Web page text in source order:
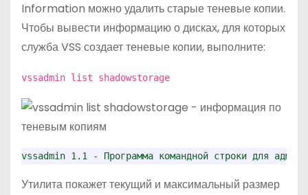
Information можно удалить старые теневые копии.
Чтобы вывести информацию о дисках, для которых
служба VSS создает теневые копии, выполните:
vssadmin list shadowstorage
vssadmin 1.1 - Программа командной строки для
Утилита покажет текущий и максимальный размер